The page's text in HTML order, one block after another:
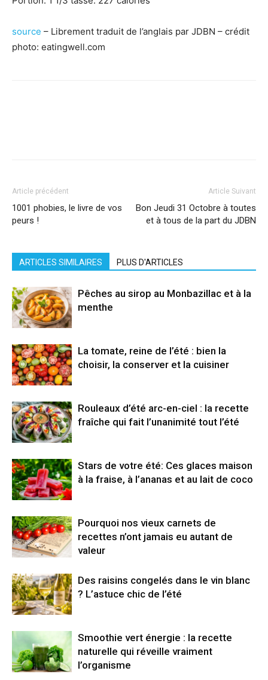
source – Librement traduit de l’anglais par JDBN – crédit
photo: eatingwell.com
Article précédent
1001 phobies, le livre de vos
peurs !
Article Suivant
Bon Jeudi 31 Octobre à toutes
et à tous de la part du JDBN
ARTICLES SIMILAIRES PLUS D'ARTICLES
Pêches au sirop au Monbazillac et à la
menthe
La tomate, reine de l’été : bien la
choisir, la conserver et la cuisiner
Rouleaux d’été arc-en-ciel : la recette
fraîche qui fait l’unanimité tout l’été
Stars de votre été: Ces glaces maison
à la fraise, à l’ananas et au lait de coco
Pourquoi nos vieux carnets de
recettes n’ont jamais eu autant de
valeur
Des raisins congelés dans le vin blanc
? L’astuce chic de l’été
Smoothie vert énergie : la recette
naturelle qui réveille vraiment
l’organisme